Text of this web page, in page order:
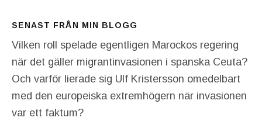
SENAST FRÅN MIN BLOGG
Vilken roll spelade egentligen Marockos regering
när det gäller migrantinvasionen i spanska Ceuta?
Och varför lierade sig Ulf Kristersson omedelbart
med den europeiska extremhögern när invasionen
var ett faktum?